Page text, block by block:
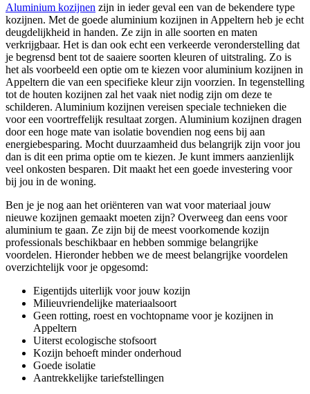
Aluminium kozijnen zijn in ieder geval een van de bekendere type
kozijnen. Met de goede aluminium kozijnen in Appeltern heb je echt
deugdelijkheid in handen. Ze zijn in alle soorten en maten
verkrijgbaar. Het is dan ook echt een verkeerde veronderstelling dat
je begrensd bent tot de saaiere soorten kleuren of uitstraling. Zo is
het als voorbeeld een optie om te kiezen voor aluminium kozijnen in
Appeltern die van een specifieke kleur zijn voorzien. In tegenstelling
tot de houten kozijnen zal het vaak niet nodig zijn om deze te
schilderen. Aluminium kozijnen vereisen speciale technieken die
voor een voortreffelijk resultaat zorgen. Aluminium kozijnen dragen
door een hoge mate van isolatie bovendien nog eens bij aan
energiebesparing. Mocht duurzaamheid dus belangrijk zijn voor jou
dan is dit een prima optie om te kiezen. Je kunt immers aanzienlijk
veel onkosten besparen. Dit maakt het een goede investering voor
bij jou in de woning.
Ben je je nog aan het oriënteren van wat voor materiaal jouw
nieuwe kozijnen gemaakt moeten zijn? Overweeg dan eens voor
aluminium te gaan. Ze zijn bij de meest voorkomende kozijn
professionals beschikbaar en hebben sommige belangrijke
voordelen. Hieronder hebben we de meest belangrijke voordelen
overzichtelijk voor je opgesomd:
Eigentijds uiterlijk voor jouw kozijn
Milieuvriendelijke materiaalsoort
Geen rotting, roest en vochtopname voor je kozijnen in
Appeltern
Uiterst ecologische stofsoort
Kozijn behoeft minder onderhoud
Goede isolatie
Aantrekkelijke tariefstellingen